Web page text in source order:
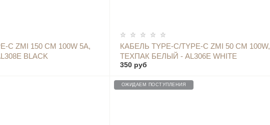
C ZMI 150 СМ 100W 5A,
BLACK
ОПОВЕСТИТЬ
КАБЕЛЬ TYPE-C/TYPE-C ZMI 50 СМ 100W,
ТЕХПАК БЕЛЫЙ - AL306E WHITE
350 руб
ОПОВЕСТИТЬ
ОЖИДАЕМ ПОСТУПЛЕНИЯ